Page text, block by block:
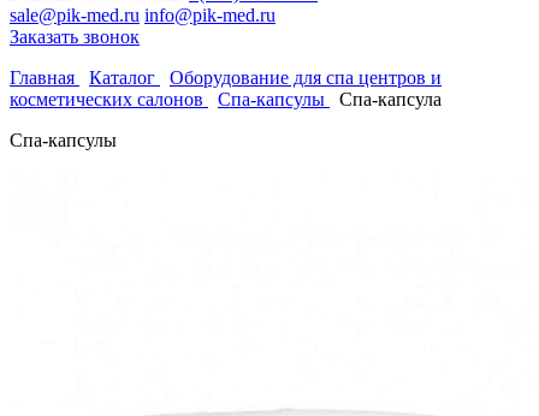
sale@pik-med.ru info@pik-med.ru
Заказать звонок
Главная
Каталог
Оборудование для спа центров и
косметических салонов
Спа-капсулы
Спа-капсула
Спа-капсулы